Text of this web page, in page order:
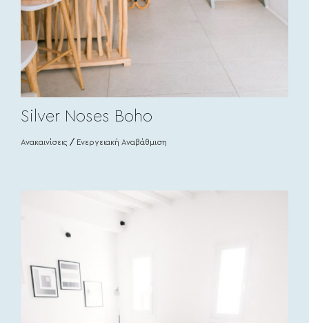
Silver Noses Boho
Ανακαινίσεις / Ενεργειακή Αναβάθμιση